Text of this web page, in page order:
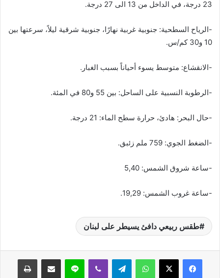
23 درجة، في الداخل من 13 الى 27 درجة.
-الرياح السطحية: جنوبية غربية نهارًا، جنوبية شرقية ليلاً، سرعتها بين
10 و30 كم/س.
-الانقشاع: متوسط يسوء أحياناً بسبب الغبار.
-الرطوبة النسبية على الساحل: بين 55 و80 في المئة.
-حال البحر: هادئ، حرارة سطح الماء: 21 درجة.
-الضغط الجوي: 759 ملم زئبق.
-ساعة شروق الشمس: 5,40
-ساعة غروب الشمس: 19,29.
طقس ربيعي دافئ يسيطر على لبنان
واتساب تيلقرام ڤايبر لاين مشاركة عبر البريد طباعة